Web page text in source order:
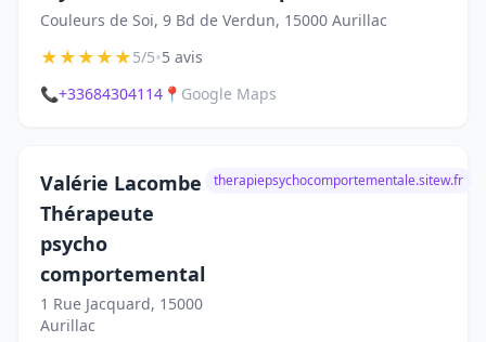
Couleurs de Soi, 9 Bd de Verdun, 15000 Aurillac
★★★★★5/5•5 avis
📞+33684304114 📍 Google Maps
Valérie Lacombe
Thérapeute
psycho
comportemental
1 Rue Jacquard, 15000
Aurillac
therapiepsychocomportementale.sitew.fr